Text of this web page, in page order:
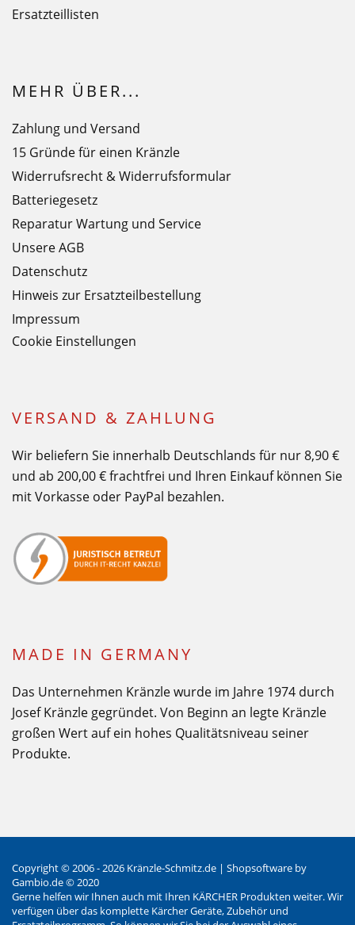
Ersatzteillisten
MEHR ÜBER...
Zahlung und Versand
15 Gründe für einen Kränzle
Widerrufsrecht & Widerrufsformular
Batteriegesetz
Reparatur Wartung und Service
Unsere AGB
Datenschutz
Hinweis zur Ersatzteilbestellung
Impressum
Cookie Einstellungen
VERSAND & ZAHLUNG
Wir beliefern Sie innerhalb Deutschlands für nur 8,90 €
und ab 200,00 € frachtfrei und Ihren Einkauf können Sie
mit Vorkasse oder PayPal bezahlen.
MADE IN GERMANY
Das Unternehmen Kränzle wurde im Jahre 1974 durch
Josef Kränzle gegründet. Von Beginn an legte Kränzle
großen Wert auf ein hohes Qualitätsniveau seiner
Produkte.
Copyright © 2006 - 2026 Kränzle-Schmitz.de | Shopsoftware by
Gambio.de © 2020
Gerne helfen wir Ihnen auch mit Ihren KÄRCHER Produkten weiter. Wir
verfügen über das komplette Kärcher Geräte, Zubehör und